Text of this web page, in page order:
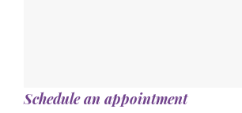
Schedule an appointment